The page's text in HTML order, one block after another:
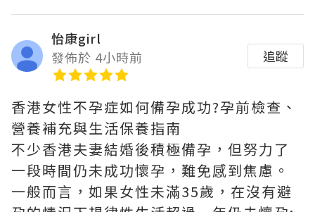
怡康girl
發佈於 4小時前
追蹤
香港女性不孕症如何備孕成功?孕前檢查、
營養補充與生活保養指南
不少香港夫妻結婚後積極備孕，但努力了
一段時間仍未成功懷孕，難免感到焦慮。
一般而言，如果女性未滿35歲，在沒有避